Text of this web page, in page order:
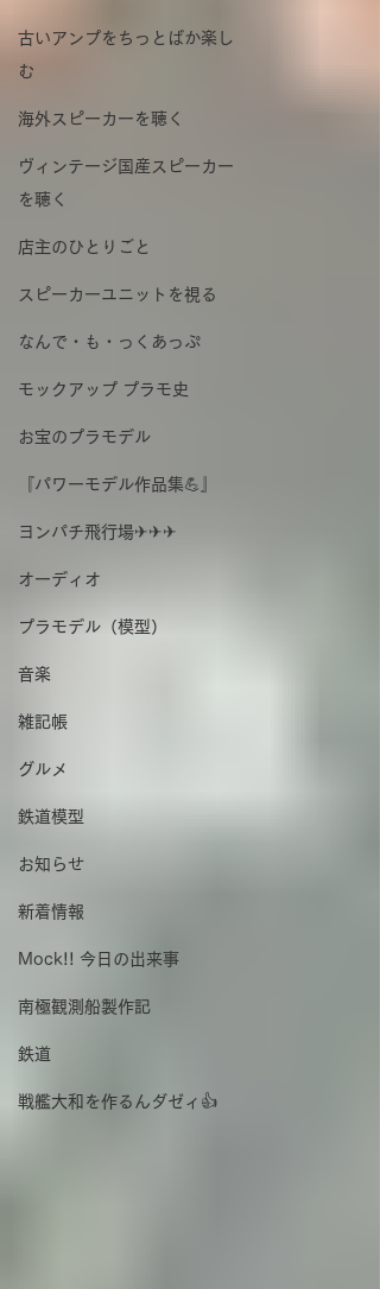
古いアンプをちっとばか楽し
む
海外スピーカーを聴く
ヴィンテージ国産スピーカー
を聴く
店主のひとりごと
スピーカーユニットを視る
なんで・も・っくあっぷ
モックアップ プラモ史
お宝のプラモデル
『パワーモデル作品集💪』
ヨンパチ飛行場✈✈✈
オーディオ
プラモデル（模型）
音楽
雑記帳
グルメ
鉄道模型
お知らせ
新着情報
Mock!! 今日の出来事
南極観測船製作記
鉄道
戦艦大和を作るんダゼィ👍